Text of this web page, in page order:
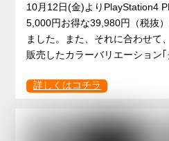
10月12日(金)よりPlayStation4
5,000円お得な39,980円（税抜
ました。また、それに合わせて
販売したカラーバリエーション
詳しくはコチラ